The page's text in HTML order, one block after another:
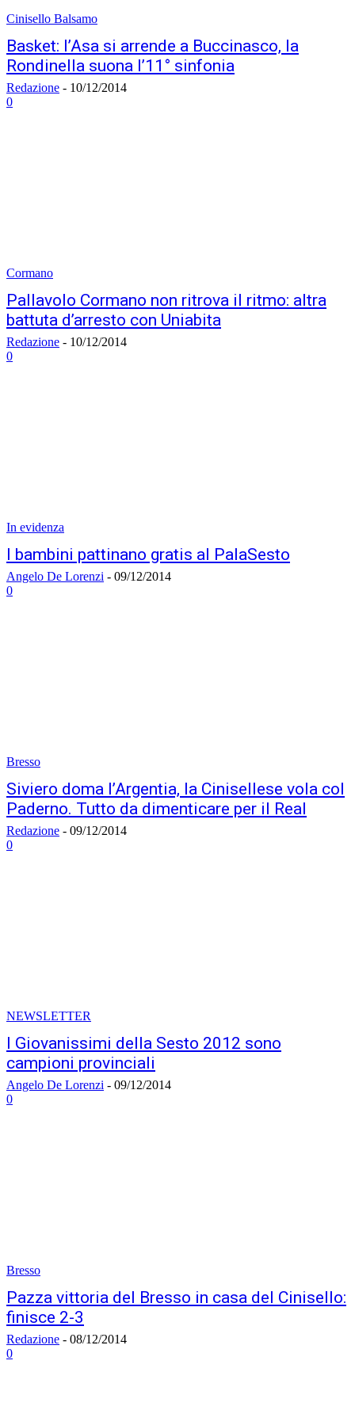
Cinisello Balsamo
Basket: l’Asa si arrende a Buccinasco, la
Rondinella suona l’11° sinfonia
Redazione - 10/12/2014
0
Cormano
Pallavolo Cormano non ritrova il ritmo: altra
battuta d’arresto con Uniabita
Redazione - 10/12/2014
0
In evidenza
I bambini pattinano gratis al PalaSesto
Angelo De Lorenzi - 09/12/2014
0
Bresso
Siviero doma l’Argentia, la Cinisellese vola col
Paderno. Tutto da dimenticare per il Real
Redazione - 09/12/2014
0
NEWSLETTER
I Giovanissimi della Sesto 2012 sono
campioni provinciali
Angelo De Lorenzi - 09/12/2014
0
Bresso
Pazza vittoria del Bresso in casa del Cinisello:
finisce 2-3
Redazione - 08/12/2014
0